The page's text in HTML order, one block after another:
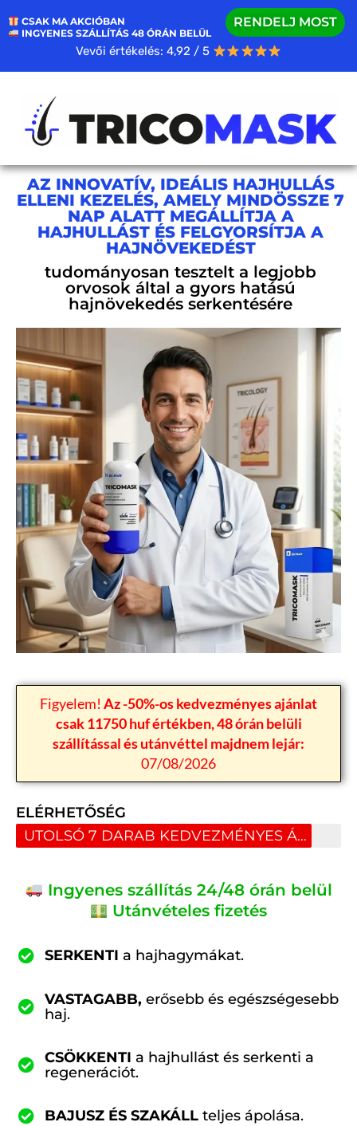
CSAK MA AKCIÓBAN
INGYENES SZÁLLÍTÁS 48 ÓRÁN BELÜL
RENDELJ MOST
Vevői értékelés: 4,92 / 5
AZ INNOVATÍV, IDEÁLIS HAJHULLÁS
ELLENI KEZELÉS, AMELY MINDÖSSZE 7
NAP ALATT MEGÁLLÍTJA A
HAJHULLÁST ÉS FELGYORSÍTJA A
HAJNÖVEKEDÉST
tudományosan tesztelt a legjobb
orvosok által a gyors hatású
hajnövekedés serkentésére
Figyelem! Az -50%-os kedvezményes ajánlat
csak 11750 huf értékben, 48 órán belüli
szállítással és utánvéttel majdnem lejár:
07/08/2026
ELÉRHETŐSÉG
UTOLSÓ 7 DARAB KEDVEZMÉNYES ÁRON
Ingyenes szállítás 24/48 órán belül
Utánvételes fizetés
SERKENTI a hajhagymákat.
VASTAGABB, erősebb és egészségesebb
haj.
CSÖKKENTI a hajhullást és serkenti a
regenerációt.
BAJUSZ ÉS SZAKÁLL teljes ápolása.